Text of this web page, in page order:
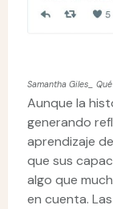
Samantha Giles_
Aunque la
generando
aprendizaje
que sus
algo que
en cuenta.